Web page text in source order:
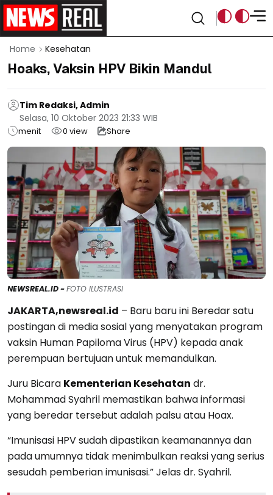
Home Kesehatan
Hoaks, Vaksin HPV Bikin Mandul
Tim Redaksi, Admin
Selasa, 10 Oktober 2023 21:33 WIB
menit 0 view Share
NEWSREAL.ID -FOTO ILUSTRASI
JAKARTA,newsreal.id – Baru baru ini Beredar satu
postingan di media sosial yang menyatakan program
vaksin Human Papiloma Virus (HPV) kepada anak
perempuan bertujuan untuk memandulkan.
Juru Bicara Kementerian Kesehatan dr.
Mohammad Syahril memastikan bahwa informasi
yang beredar tersebut adalah palsu atau Hoax.
“Imunisasi HPV sudah dipastikan keamanannya dan
pada umumnya tidak menimbulkan reaksi yang serius
sesudah pemberian imunisasi.” Jelas dr. Syahril.